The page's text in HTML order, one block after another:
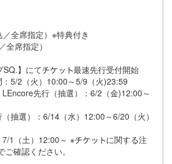
全席指定）※特典付き
全席指定）
SQ.】にて
最速先行受付開始
5/2（火）10:00～5/9（火)23:59
先行（抽選）：6/2（金)12:00～
抽選）：6/14（水）12:00～6/20（火）
1（土）12:00～ ※
に関する注
確認ください。